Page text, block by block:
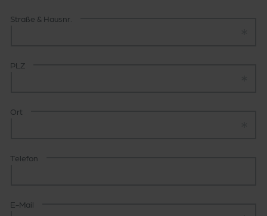
Straße & Hausnr.
PLZ
Ort
Telefon
E-Mail